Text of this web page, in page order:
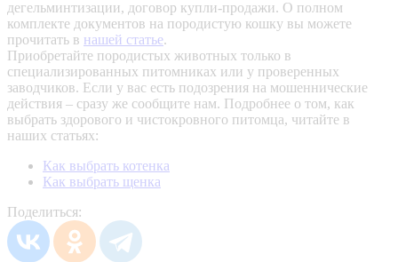
дегельминтизации, договор купли-продажи. О полном
комплекте документов на породистую кошку вы можете
прочитать в нашей статье.
Приобретайте породистых животных только в
специализированных питомниках или у проверенных
заводчиков. Если у вас есть подозрения на мошеннические
действия – сразу же сообщите нам. Подробнее о том, как
выбрать здорового и чистокровного питомца, читайте в
наших статьях:
Как выбрать котенка
Как выбрать щенка
Поделиться: